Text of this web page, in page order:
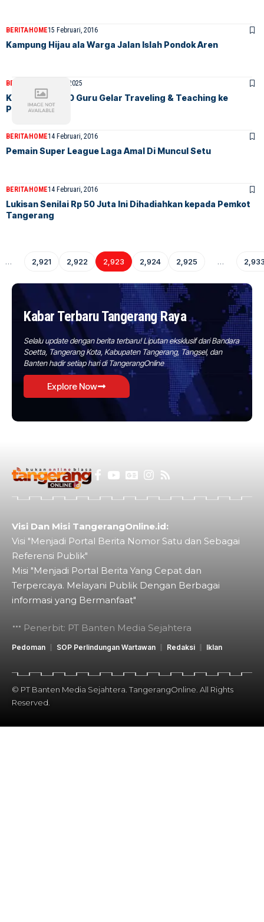
BERITAHOME15 Februari, 2016
Kampung Hijau ala Warga Jalan Islah Pondok Aren
BERITA 9 Juni, 2025
Komunitas 1000 Guru Gelar Traveling & Teaching ke
Pandeglang
BERITAHOME14 Februari, 2016
Pemain Super League Laga Amal Di Muncul Setu
BERITAHOME14 Februari, 2016
Lukisan Senilai Rp 50 Juta Ini Dihadiahkan kepada Pemkot
Tangerang
… 2,921 2,922 2,923 2,924 2,925 …
Kabar Terbaru Tangerang Raya
Selalu update dengan berita terbaru! Liputan eksklusif dari Bandara
Soetta, Tangerang Kota, Kabupaten Tangerang, Tangsel, dan
Banten hadir setiap hari di TangerangOnline
Explore Now
Visi Dan Misi TangerangOnline.id:
Visi "Menjadi Portal Berita Nomor Satu dan Sebagai
Referensi Publik"
Misi "Menjadi Portal Berita Yang Cepat dan
Terpercaya. Melayani Publik Dengan Berbagai
informasi yang Bermanfaat"
Penerbit: PT Banten Media Sejahtera
Pedoman SOP Perlindungan Wartawan Redaksi Iklan
© PT Banten Media Sejahtera. TangerangOnline. All Rights
Reserved.